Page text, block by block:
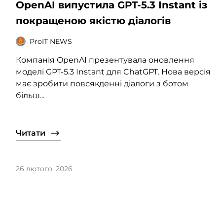
OpenAI випустила GPT-5.3 Instant із
покращеною якістю діалогів
ProIT NEWS
Компанія OpenAI презентувала оновлення
моделі GPT‑5.3 Instant для ChatGPT. Нова версія
має зробити повсякденні діалоги з ботом
більш...
Читати
26 лютого, 2026